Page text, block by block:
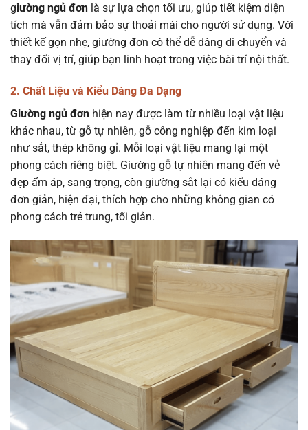
giường ngủ đơn là sự lựa chọn tối ưu, giúp tiết kiệm diện
tích mà vẫn đảm bảo sự thoải mái cho người sử dụng. Với
thiết kế gọn nhẹ, giường đơn có thể dễ dàng di chuyển và
thay đổi vị trí, giúp bạn linh hoạt trong việc bài trí nội thất.
2. Chất Liệu và Kiểu Dáng Đa Dạng
Giường ngủ đơn hiện nay được làm từ nhiều loại vật liệu
khác nhau, từ gỗ tự nhiên, gỗ công nghiệp đến kim loại
như sắt, thép không gỉ. Mỗi loại vật liệu mang lại một
phong cách riêng biệt. Giường gỗ tự nhiên mang đến vẻ
đẹp ấm áp, sang trọng, còn giường sắt lại có kiểu dáng
đơn giản, hiện đại, thích hợp cho những không gian có
phong cách trẻ trung, tối giản.